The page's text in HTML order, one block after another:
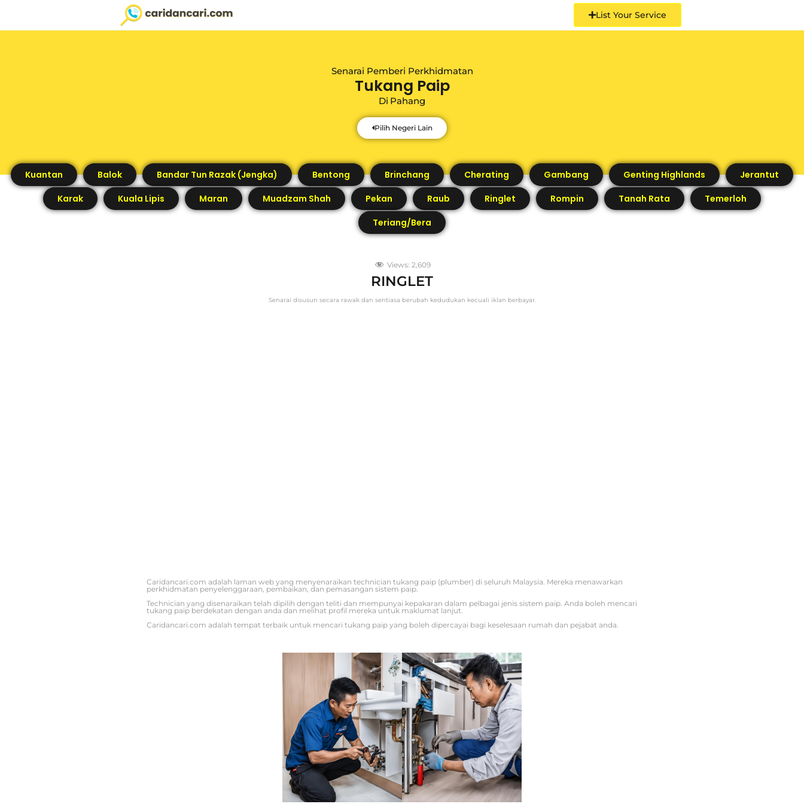
List Your Service
Senarai Pemberi Perkhidmatan
Tukang Paip
Di Pahang
Pilih Negeri Lain
Kuantan Balok Bandar Tun Razak (Jengka) Bentong Brinchang Cherating Gambang Genting Highlands
Jerantut
Karak
Kuala Lipis Maran Muadzam Shah Pekan Raub Ringlet Rompin Tanah Rata
Temerloh
Teriang/Bera
Views: 2,609
RINGLET
Senarai disusun secara rawak dan sentiasa berubah kedudukan kecuali iklan berbayar.
Caridancari.com adalah laman web yang menyenaraikan technician tukang paip (plumber) di seluruh Malaysia. Mereka menawarkan
perkhidmatan penyelenggaraan, pembaikan, dan pemasangan sistem paip.
Technician yang disenaraikan telah dipilih dengan teliti dan mempunyai kepakaran dalam pelbagai jenis sistem paip. Anda boleh mencari
tukang paip berdekatan dengan anda dan melihat profil mereka untuk maklumat lanjut.
Caridancari.com adalah tempat terbaik untuk mencari tukang paip yang boleh dipercayai bagi keselesaan rumah dan pejabat anda.